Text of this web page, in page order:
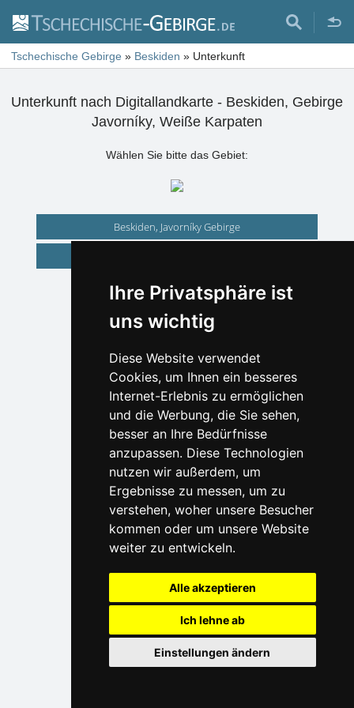
Ihre Privatsphäre ist
uns wichtig
Diese Website verwendet
Cookies, um Ihnen ein besseres
Internet-Erlebnis zu ermöglichen
und die Werbung, die Sie sehen,
besser an Ihre Bedürfnisse
anzupassen. Diese Technologien
nutzen wir außerdem, um
Ergebnisse zu messen, um zu
verstehen, woher unsere Besucher
kommen oder um unsere Website
weiter zu entwickeln.
Alle akzeptieren
Ich lehne ab
Einstellungen ändern
Tschechische Gebirge » Beskiden » Unterkunft
Unterkunft nach Digitallandkarte - Beskiden, Gebirge
Javorníky, Weiße Karpaten
Wählen Sie bitte das Gebiet:
Beskiden, Javorníky Gebirge